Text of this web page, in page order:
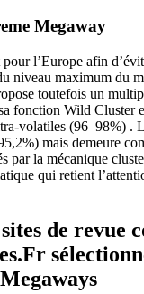
Megaway
l’Europe afin
niveau maximum du
toutefois un
fonction Wild Cluster
(96–98%) .
mais demeure
par la mécanique
qui retient
de revue